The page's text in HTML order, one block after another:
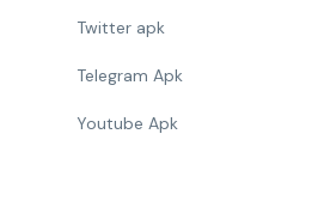
Twitter apk
Telegram Apk
Youtube Apk